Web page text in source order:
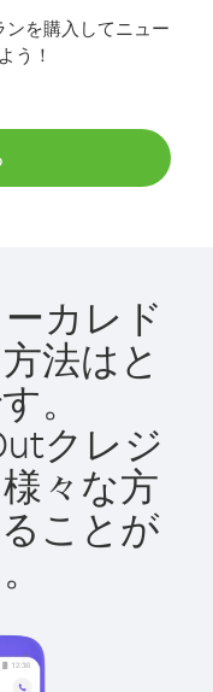
を購入してニュー
う！
カレド
法はと
。
クレジ
々な方
ことが